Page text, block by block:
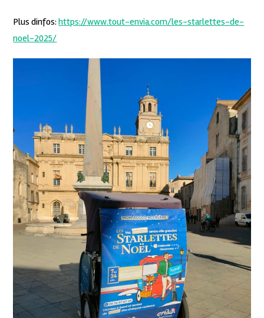
Plus dinfos:https://www.tout-envia.com/les-starlettes-de-
noel-2025/